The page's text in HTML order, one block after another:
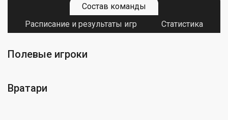
Состав команды
Расписание и результаты игр
Статистика
Полевые игроки
Вратари